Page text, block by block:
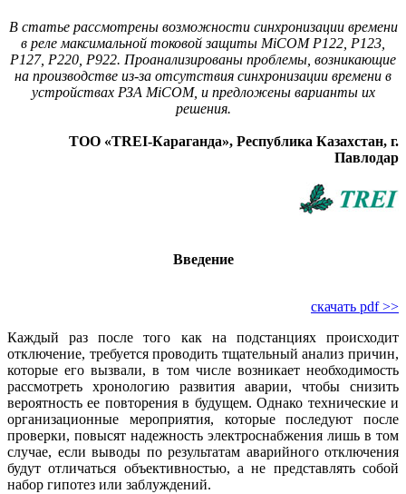
В статье рассмотрены возможности синхронизации времени
в реле максимальной токовой защиты MiCOM P122, P123,
P127, P220, P922. Проанализированы проблемы, возникающие
на производстве из-за отсутствия синхронизации времени в
устройствах РЗА MiCOM, и предложены варианты их
решения.
ТОО «TREI-Караганда», Республика Казахстан, г.
Павлодар
Введение
скачать pdf >>
Каждый раз после того как на подстанциях происходит
отключение, требуется проводить тщательный анализ причин,
которые его вызвали, в том числе возникает необходимость
рассмотреть хронологию развития аварии, чтобы снизить
вероятность ее повторения в будущем. Однако технические и
организационные мероприятия, которые последуют после
проверки, повысят надежность электроснабжения лишь в том
случае, если выводы по результатам аварийного отключения
будут отличаться объективностью, а не представлять собой
набор гипотез или заблуждений.